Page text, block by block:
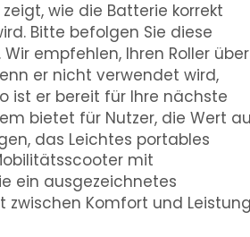
wie die Batterie korrekt
Bitte befolgen Sie diese
empfehlen, Ihren Roller über
er nicht verwendet wird,
ist er bereit für Ihre nächste
bietet für Nutzer, die Wert
das Leichtes portables
mit
ein ausgezeichnetes
zwischen Komfort und